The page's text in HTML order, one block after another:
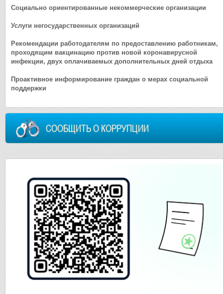
Социально ориентированные некоммерческие организации
Услуги негосударственных организаций
Рекомендации работодателям по предоставлению работникам,
проходящим вакцинацию против новой коронавирусной
инфекции, двух оплачиваемых дополнительных дней отдыха
Проактивное информирование граждан о мерах социальной
поддержки
СООБЩИТЬ О КОРРУПЦИИ